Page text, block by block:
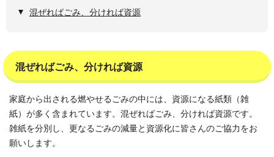
混ぜればごみ、分ければ資源
混ぜればごみ、分ければ資源
家庭から出される燃やせるごみの中には、資源になる紙類（雑
紙）が多く含まれています。混ぜればごみ、分ければ資源です。
雑紙を分別し、更なるごみの減量と資源化に皆さんのご協力をお
願いします。